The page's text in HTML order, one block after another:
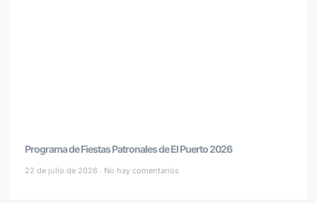
Programa de Fiestas Patronales de El Puerto 2026
22 de julio de 2026 No hay comentarios